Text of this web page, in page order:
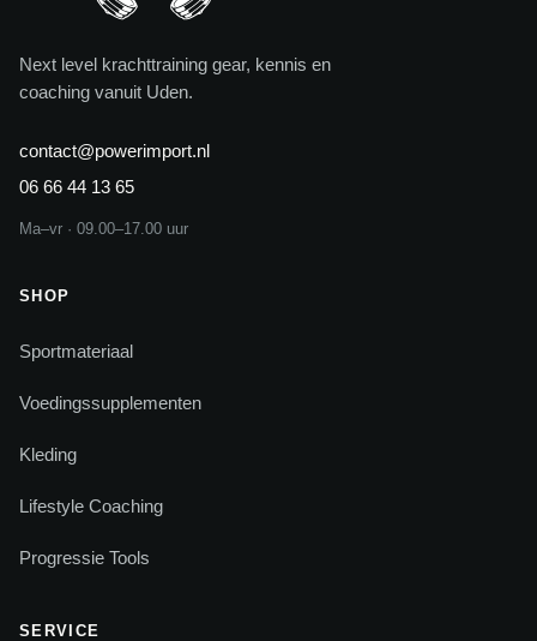
Next level krachttraining gear, kennis en
coaching vanuit Uden.
contact@powerimport.nl
06 66 44 13 65
Ma–vr · 09.00–17.00 uur
SHOP
Sportmateriaal
Voedingssupplementen
Kleding
Lifestyle Coaching
Progressie Tools
SERVICE